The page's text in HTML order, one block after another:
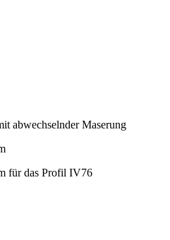
abwechselnder Maserung
für das Profil IV76